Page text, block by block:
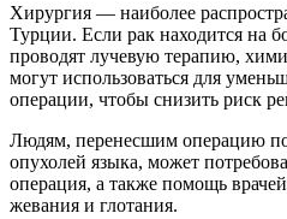
Хирургия — наиболее
Турции. Если рак находится на
проводят лучевую терапию,
могут использоваться для
операции, чтобы снизить риск
Людям, перенесшим операцию
опухолей языка, может
операция, а также помощь
жевания и глотания.